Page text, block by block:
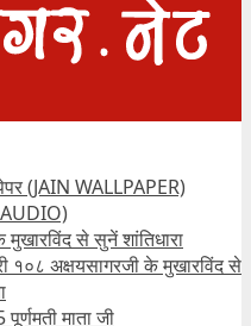
(JAIN WALLPAPER)
मुखारविंद से सुनें शांतिधारा
१०८ अक्षयसागरजी के मुखारविंद से
माता जी